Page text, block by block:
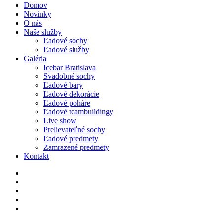
Domov
Novinky
O nás
Naše služby
Ľadové sochy
Ľadové služby
Galéria
Icebar Bratislava
Svadobné sochy
Ľadové bary
Ľadové dekorácie
Ľadové poháre
Ľadové teambuildingy
Live show
Prelievateľné sochy
Ľadové predmety
Zamrazené predmety
Kontakt